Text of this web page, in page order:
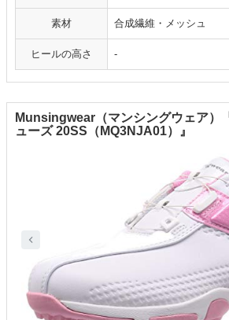
素材 合成繊維・メッシュ
ヒールの高さ -
Munsingwear（マンシングウェア）
ューズ 20SS（MQ3NJA01）』